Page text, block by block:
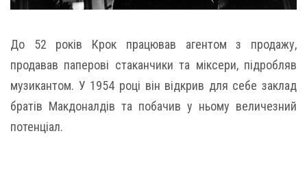
До 52 років Крок працював агентом з продажу,
продавав паперові стаканчики та міксери, підробляв
музикантом. У 1954 році він відкрив для себе заклад
братів Макдоналдів та побачив у ньому величезний
потенціал.